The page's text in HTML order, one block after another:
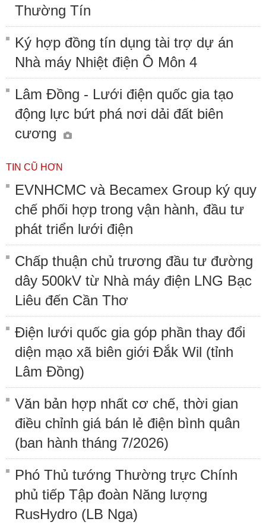
Thường Tín
Ký hợp đồng tín dụng tài trợ dự án
Nhà máy Nhiệt điện Ô Môn 4
Lâm Đồng - Lưới điện quốc gia tạo
động lực bứt phá nơi dải đất biên
cương
TIN CŨ HƠN
EVNHCMC và Becamex Group ký quy
chế phối hợp trong vận hành, đầu tư
phát triển lưới điện
Chấp thuận chủ trương đầu tư đường
dây 500kV từ Nhà máy điện LNG Bạc
Liêu đến Cần Thơ
Điện lưới quốc gia góp phần thay đổi
diện mạo xã biên giới Đắk Wil (tỉnh
Lâm Đồng)
Văn bản hợp nhất cơ chế, thời gian
điều chỉnh giá bán lẻ điện bình quân
(ban hành tháng 7/2026)
Phó Thủ tướng Thường trực Chính
phủ tiếp Tập đoàn Năng lượng
RusHydro (LB Nga)